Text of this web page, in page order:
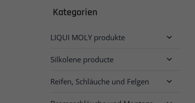
Kategorien
LIQUI MOLY produkte 
Silkolene producte 
Reifen, Schläuche und Felgen 